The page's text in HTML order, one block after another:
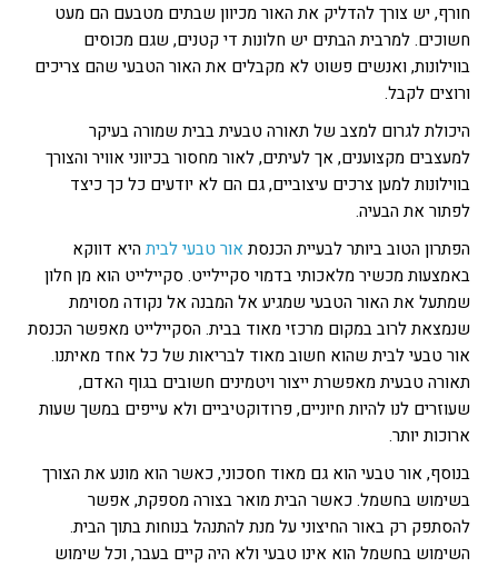
חורף, יש צורך להדליק את האור מכיוון שבתים מטבעם הם מעט
חשוכים. למרבית הבתים יש חלונות די קטנים, שגם מכוסים
בווילונות, ואנשים פשוט לא מקבלים את האור הטבעי שהם צריכים
ורוצים לקבל.
היכולת לגרום למצב של תאורה טבעית בבית שמורה בעיקר
למעצבים מקצוענים, אך לעיתים, לאור מחסור בכיווני אוויר והצורך
בווילונות למען צרכים עיצוביים, גם הם לא יודעים כל כך כיצד
לפתור את הבעיה.
הפתרון הטוב ביותר לבעיית הכנסת אור טבעי לבית היא דווקא
באמצעות מכשיר מלאכותי בדמוי סקיילייט. סקיילייט הוא מן חלון
שמתעל את האור הטבעי שמגיע אל המבנה אל נקודה מסוימת
שנמצאת לרוב במקום מרכזי מאוד בבית. הסקיילייט מאפשר הכנסת
אור טבעי לבית שהוא חשוב מאוד לבריאות של כל אחד מאיתנו.
תאורה טבעית מאפשרת ייצור ויטמינים חשובים בגוף האדם,
שעוזרים לנו להיות חיוניים, פרודוקטיביים ולא עייפים במשך שעות
ארוכות יותר.
בנוסף, אור טבעי הוא גם מאוד חסכוני, כאשר הוא מונע את הצורך
בשימוש בחשמל. כאשר הבית מואר בצורה מספקת, אפשר
להסתפק רק באור החיצוני על מנת להתנהל בנוחות בתוך הבית.
השימוש בחשמל הוא אינו טבעי ולא היה קיים בעבר, וכל שימוש